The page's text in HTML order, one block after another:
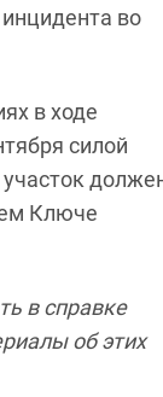
во
в ходе
силой
Ключе
в справке
об этих